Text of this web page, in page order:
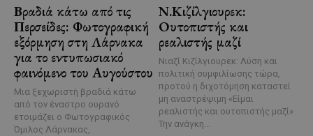
Βραδιά κάτω από τις
Περσείδες: Φωτογραφική
εξόρμηση στη Λάρνακα
για το εντυπωσιακό
φαινόμενο του Αυγούστου
Μια ξεχωριστή βραδιά κάτω
από τον έναστρο ουρανό
ετοιμάζει ο Φωτογραφικός
Όμιλος Λάρνακας,
Ν.Κιζίλγιουρεκ:
Ουτοπιστής και
ρεαλιστής μαζί
Νιαζί Κιζίλγιουρεκ: Λύση και
πολιτική συμφιλίωσης τώρα,
προτού η διχοτόμηση καταστεί
μη αναστρέψιμη «Είμαι
ρεαλιστής και ουτοπιστής μαζί»
Την ανάγκη...